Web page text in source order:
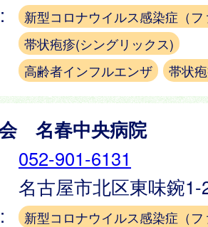
新型コロナウイルス感染症（
帯状疱疹(シングリックス)
高齢者インフルエンザ
帯状
名春中央病院
052-901-6131
名古屋市北区東味鋺
新型コロナウイルス感染症（